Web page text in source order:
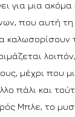
για μια
που αυτή
μέχρι που
πάλι και
Μπλε, το